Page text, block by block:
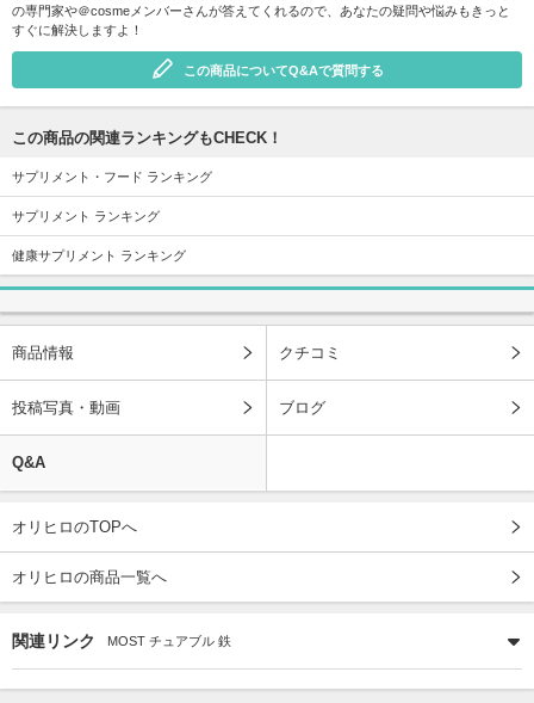
の専門家や＠cosmeメンバーさんが答えてくれるので、あなたの疑問や悩みもきっと
すぐに解決しますよ！
この商品についてQ&Aで質問する
この商品の関連ランキングもCHECK！
サプリメント・フード ランキング
サプリメント ランキング
健康サプリメント ランキング
商品情報 クチコミ
投稿写真・動画 ブログ
Q&A
オリヒロのTOPへ
オリヒロの商品一覧へ
関連リンク MOST チュアブル 鉄